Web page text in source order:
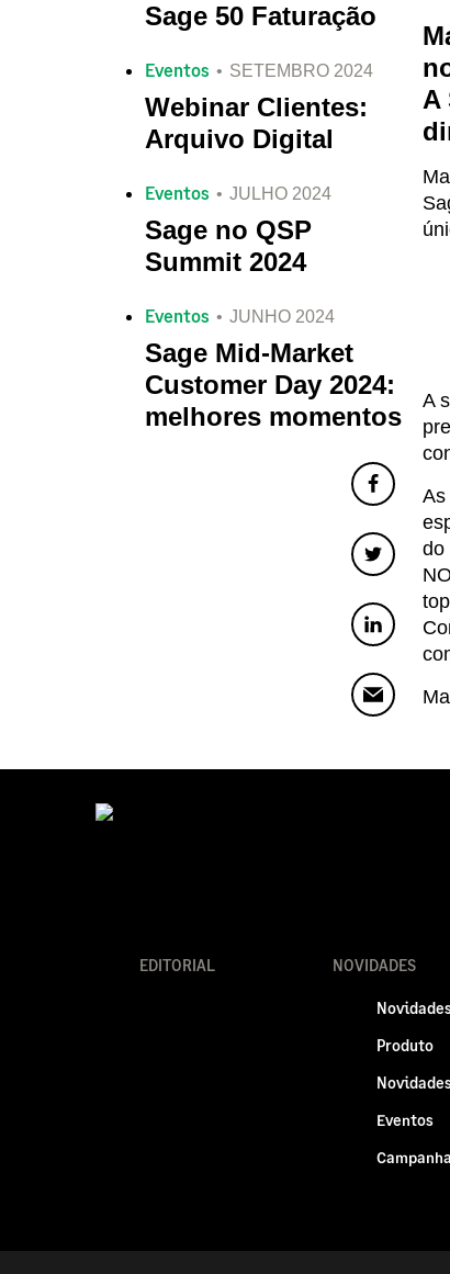
A
A
As
do
Sage 50 Faturação
Eventos SETEMBRO 2024
Webinar Clientes:
Arquivo Digital
Eventos JULHO 2024
Sage no QSP
Summit 2024
Eventos JUNHO 2024
Sage Mid-Market
Customer Day 2024:
melhores momentos
EDITORIAL NOVIDADES
Produto
Eventos